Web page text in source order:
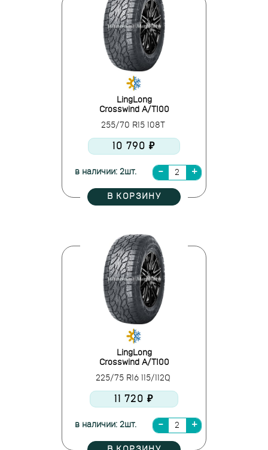
LingLong
Crosswind A/T100
255/70 R15 108T
10 790 ₽
в наличии: 2шт.
В КОРЗИНУ
LingLong
Crosswind A/T100
225/75 R16 115/112Q
11 720 ₽
в наличии: 2шт.